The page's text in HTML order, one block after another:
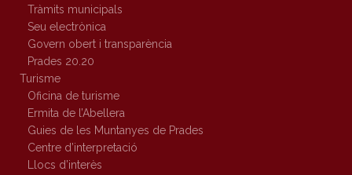
Tràmits municipals
Seu electrònica
Govern obert i transparència
Prades 20.20
Turisme
Oficina de turisme
Ermita de l’Abellera
Guies de les Muntanyes de Prades
Centre d’interpretació
Llocs d’interès